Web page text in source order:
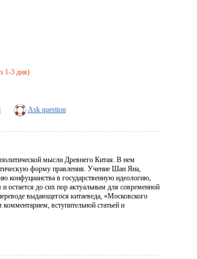
1-3 дня)
Ask question
мысли Древнего Китая. В нем
форму правления. Учение Шан Яна,
конфуцианства в государственную идеологию,
остается до сих пор актуальным для современной
выдающегося китаеведа, «Московского
вступительной статьей и